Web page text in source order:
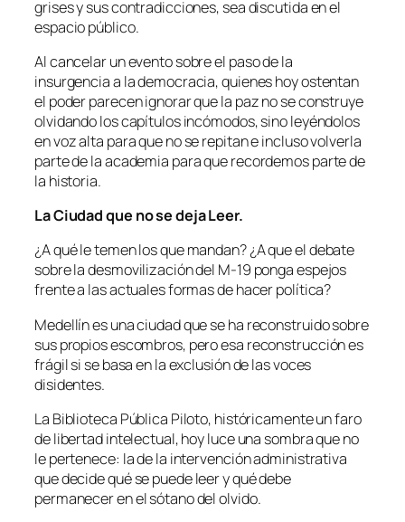
grises y sus contradicciones, sea discutida en el
espacio público.
Al cancelar un evento sobre el paso de la
insurgencia a la democracia, quienes hoy ostentan
el poder parecen ignorar que la paz no se construye
olvidando los capítulos incómodos, sino leyéndolos
en voz alta para que no se repitan e incluso volverla
parte de la academia para que recordemos parte de
la historia.
La Ciudad que no se deja Leer.
¿A qué le temen los que mandan? ¿A que el debate
sobre la desmovilización del M-19 ponga espejos
frente a las actuales formas de hacer política?
Medellín es una ciudad que se ha reconstruido sobre
sus propios escombros, pero esa reconstrucción es
frágil si se basa en la exclusión de las voces
disidentes.
La Biblioteca Pública Piloto, históricamente un faro
de libertad intelectual, hoy luce una sombra que no
le pertenece: la de la intervención administrativa
que decide qué se puede leer y qué debe
permanecer en el sótano del olvido.